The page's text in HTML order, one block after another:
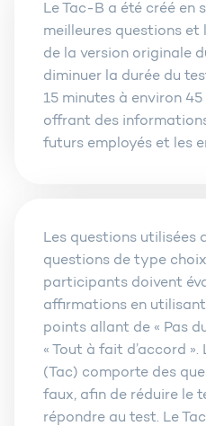
Le Tac-B a été créé en
meilleures questions et
de la version originale
diminuer la durée du
15 minutes à environ
offrant des
futurs employés et les
Les questions utilisées
questions de type
participants doivent
affirmations en utilisant
points allant de « Pas
« Tout à fait d’accord
(Tac) comporte des
faux, afin de réduire le
répondre au test. Le